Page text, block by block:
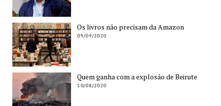
Os livros não precisam da Amazon
09/09/2020
Quem ganha com a explosão de Beirute
10/08/2020